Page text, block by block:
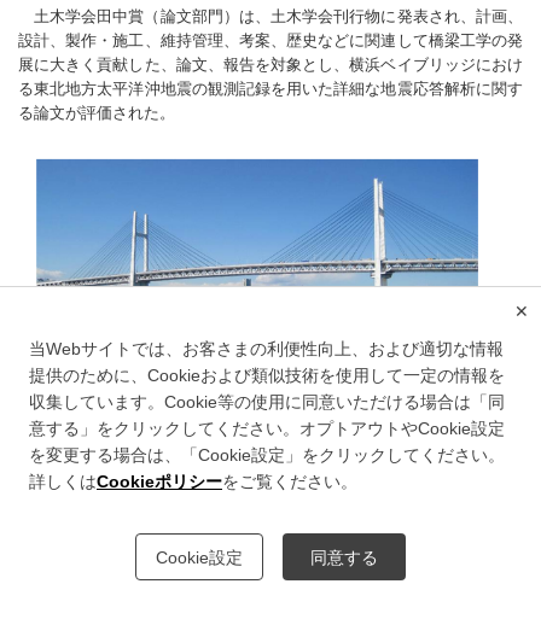
土木学会田中賞（論文部門）は、土木学会刊行物に発表され、計画、
設計、製作・施工、維持管理、考案、歴史などに関連して橋梁工学の発
展に大きく貢献した、論文、報告を対象とし、横浜ベイブリッジにおけ
る東北地方太平洋沖地震の観測記録を用いた詳細な地震応答解析に関す
る論文が評価された。
このサイトについて
情報セキュリティポリシー
個人情報のお取り扱いについて
© Metropolitan Expressway Company Limited.
当Webサイトでは、お客さまの利便性向上、および適切な情報
提供のために、Cookieおよび類似技術を使用して一定の情報を
収集しています。Cookie等の使用に同意いただける場合は「同
意する」をクリックしてください。オプトアウトやCookie設定
を変更する場合は、「Cookie設定」をクリックしてください。
詳しくはCookieポリシーをご覧ください。
Cookie設定 同意する
✕